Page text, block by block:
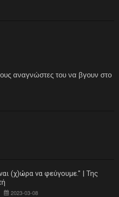
αναγνώστες του να βγουν στο
(χ)ώρα να φεύγουμε." | Της
2023-03-08